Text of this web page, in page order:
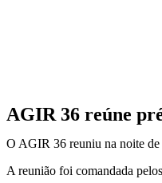
AGIR 36 reúne
O AGIR 36 reuniu na noite de
A reunião foi comandada